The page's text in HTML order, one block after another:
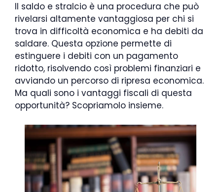
Il saldo e stralcio è una procedura che può
rivelarsi altamente vantaggiosa per chi si
trova in difficoltà economica e ha debiti da
saldare. Questa opzione permette di
estinguere i debiti con un pagamento
ridotto, risolvendo così problemi finanziari e
avviando un percorso di ripresa economica.
Ma quali sono i vantaggi fiscali di questa
opportunità? Scopriamolo insieme.